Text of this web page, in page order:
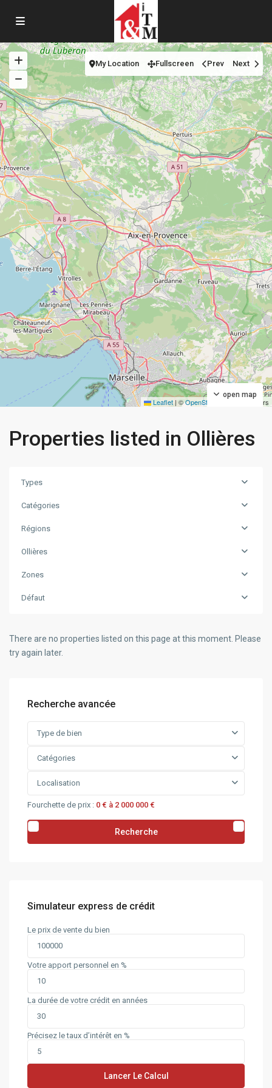
Leaflet | ©OpenStreetMap contributors
open map
My Location Fullscreen Prev Next
Properties listed in Ollières
Types
Catégories
Régions
Ollières
Zones
Défaut
There are no properties listed on this page at this moment. Please
try again later.
Recherche avancée
Type de bien
Catégories
Localisation
Fourchette de prix : 0 € à 2 000 000 €
Recherche
Simulateur express de crédit
Le prix de vente du bien
Votre apport personnel en %
La durée de votre crédit en années
Précisez le taux d’intérêt en %
Lancer Le Calcul